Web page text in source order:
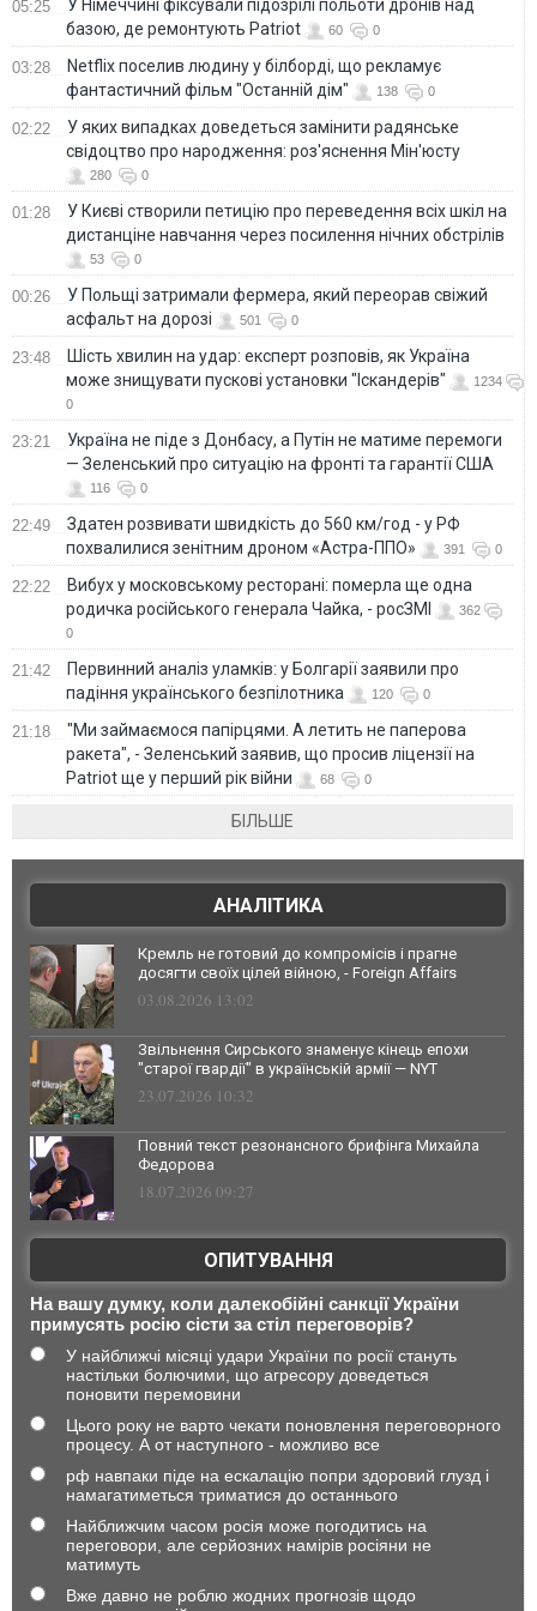
05:25
У Німеччині фіксували підозрілі польоти дронів над
базою, де ремонтують Patriot
60 0
03:28
Netflix поселив людину у білборді, що рекламує
фантастичний фільм "Останній дім"
138 0
02:22
У яких випадках доведеться замінити радянське
свідоцтво про народження: роз'яснення Мін'юсту
280 0
01:28
У Києві створили петицію про переведення всіх шкіл на
дистанціне навчання через посилення нічних обстрілів
53 0
00:26
У Польщі затримали фермера, який переорав свіжий
асфальт на дорозі
501 0
23:48
Шість хвилин на удар: експерт розповів, як Україна
може знищувати пускові установки "Іскандерів"
1234
0
23:21
Україна не піде з Донбасу, а Путін не матиме перемоги
— Зеленський про ситуацію на фронті та гарантії США
116 0
22:49
Здатен розвивати швидкість до 560 км/год - у РФ
похвалилися зенітним дроном «Астра-ППО»
391 0
22:22
Вибух у московському ресторані: померла ще одна
родичка російського генерала Чайка, - росЗМІ
362
0
21:42
Первинний аналіз уламків: у Болгарії заявили про
падіння українського безпілотника
120 0
21:18
"Ми займаємося папірцями. А летить не паперова
ракета", - Зеленський заявив, що просив ліцензії на
Patriot ще у перший рік війни
68 0
БІЛЬШЕ
АНАЛІТИКА
Кремль не готовий до компромісів і прагне
досягти своїх цілей війною, - Foreign Affairs
03.08.2026 13:02
Звільнення Сирського знаменує кінець епохи
"старої гвардії" в українській армії — NYT
23.07.2026 10:32
Повний текст резонансного брифінга Михайла
Федорова
18.07.2026 09:27
ОПИТУВАННЯ
На вашу думку, коли далекобійні санкції України
примусять росію сісти за стіл переговорів?
У найближчі місяці удари України по росії стануть
настільки болючими, що агресору доведеться
поновити перемовини
Цього року не варто чекати поновлення переговорного
процесу. А от наступного - можливо все
рф навпаки піде на ескалацію попри здоровий глузд і
намагатиметься триматися до останнього
Найближчим часом росія може погодитись на
переговори, але серйозних намірів росіяни не
матимуть
Вже давно не роблю жодних прогнозів щодо